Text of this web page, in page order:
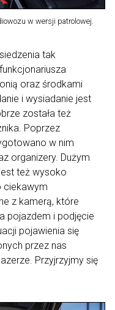
w wersji patrolowej.
tak
oraz środkami
i wysiadanie jest
została też
Poprzez
w nim
organizery. Dużym
też wysoko
ciekawym
z kamerą, które
pojazdem i podjęcie
pojawienia się
przez nas
Przyjrzyjmy się